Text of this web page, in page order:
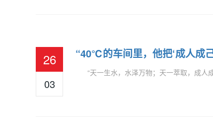
26
03
“40℃的车间里，他把‘成人成
“天一生水，水泽万物；天一萃取，成人